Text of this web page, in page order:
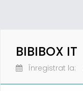
BIBIBOX IT
Înregistrat la: